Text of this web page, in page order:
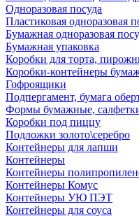
Одноразовая посуда
Пластиковая одноразовая
Бумажная одноразовая
Бумажная упаковка
Коробки для торта,
Коробки-контейнеры
Гофроящики
Подпергамент, бумага
Формы бумажные,
Коробки под пиццу
Подложки золото\серебро
Контейнеры для лапши
Контейнеры
Контейнеры
Контейнеры Комус
Контейнеры УЮ ПЭТ
Контейнеры для соуса